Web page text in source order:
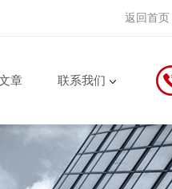
返回首页
章 联系我们